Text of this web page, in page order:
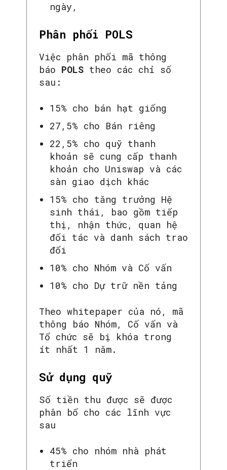
ngày,
Phân phối POLS
Việc phân phối mã thông
báo POLS theo các chỉ số
sau:
15% cho bán hạt giống
27,5% cho Bán riêng
22,5% cho quỹ thanh
khoản sẽ cung cấp thanh
khoản cho Uniswap và các
sàn giao dịch khác
15% cho tăng trưởng Hệ
sinh thái, bao gồm tiếp
thị, nhận thức, quan hệ
đối tác và danh sách trao
đổi
10% cho Nhóm và Cố vấn
10% cho Dự trữ nền tảng
Theo whitepaper của nó, mã
thông báo Nhóm, Cố vấn và
Tổ chức sẽ bị khóa trong
ít nhất 1 năm.
Sử dụng quỹ
Số tiền thu được sẽ được
phân bổ cho các lĩnh vực
sau
45% cho nhóm nhà phát
triển